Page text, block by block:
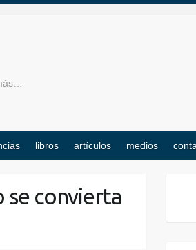
libros artículos medios
se convierta